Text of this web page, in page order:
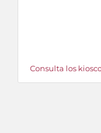
Consulta los